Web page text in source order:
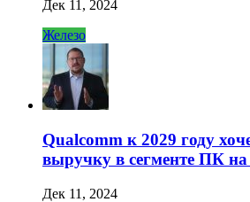
Дек 11, 2024
Железо
Qualcomm к 2029 году
выручку в сегменте ПК
Дек 11, 2024